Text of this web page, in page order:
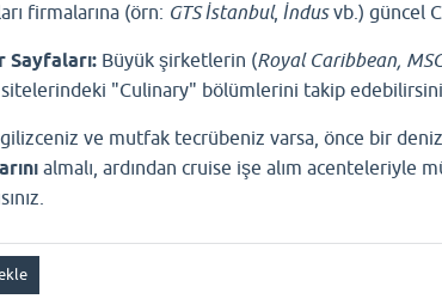
firmalarına (örn: GTS İstanbul, İndusvb.) güncel
Sayfaları: Büyük şirketlerin (Royal Caribbean,
"Culinary" bölümlerini takip
ve mutfak tecrübeniz varsa, önce bir
almalı, ardından cruise işe alım acenteleriyle